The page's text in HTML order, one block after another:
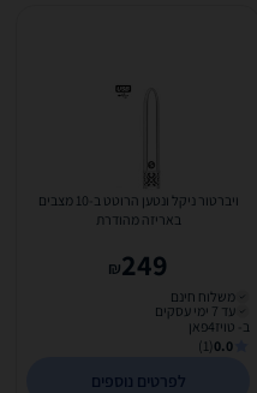
ויברטור ניקל ונטען הרוטט ב-10 מצבים
באריזה מהודרת
249
₪
משלוח חינם
עד 7 ימי עסקים
ב- טויז4פאן
0.0
(1)
לפרטים נוספים